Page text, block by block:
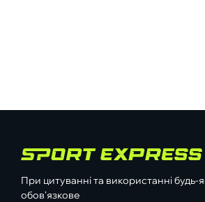
При цитуванні та використанні
обов'язкове